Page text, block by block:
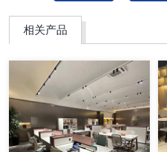
相关产品